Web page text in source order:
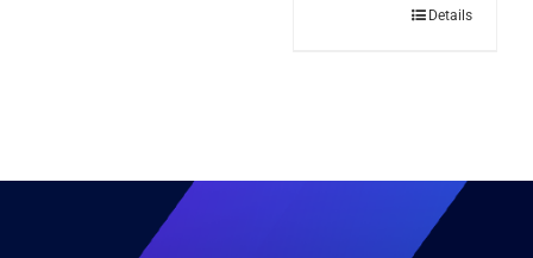
Dit
worden
productpagina
Details